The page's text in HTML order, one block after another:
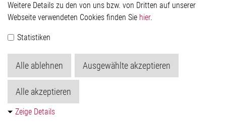
Elmos Semiconductor SE
Werkstättenstraße 18
Telefon: +49 (0) 2171 / 40 183-0
Handelsregister:
Köln HRB 123561
Weitere Details zu den von uns bzw. von Dritten auf unserer
Webseite verwendeten Cookies finden Sie hier.
Statistiken
Alle ablehnen Ausgewählte akzeptieren
Alle akzeptieren
Zeige Details